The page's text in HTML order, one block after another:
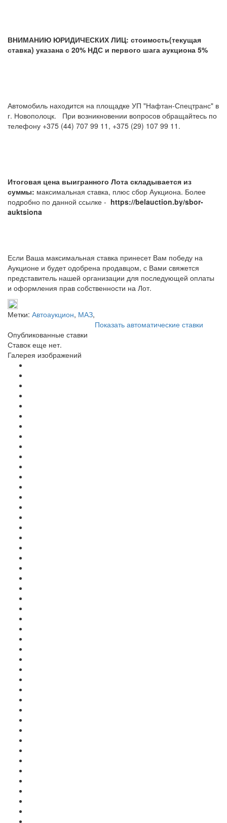
ВНИМАНИЮ ЮРИДИЧЕСКИХ ЛИЦ: стоимость(текущая
ставка) указана с 20% НДС и первого шага аукциона 5%
Автомобиль находится на площадке УП "Нафтан-Спецтранс" в
г. Новополоцк. При возникновении вопросов обращайтесь по
телефону +375 (44) 707 99 11, +375 (29) 107 99 11.
Итоговая цена выигранного Лота складывается из
суммы: максимальная ставка, плюс сбор Аукциона. Более
подробно по данной ссылке - https://belauction.by/sbor-
auktsiona
Если Ваша максимальная ставка принесет Вам победу на
Аукционе и будет одобрена продавцом, с Вами свяжется
представитель нашей организации для последующей оплаты
и оформления прав собственности на Лот.
Метки: Автоаукцион, МАЗ,
Показать автоматические ставки
Опубликованные ставки
Ставок еще нет.
Галерея изображений